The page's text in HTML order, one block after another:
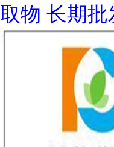
取物 长期批